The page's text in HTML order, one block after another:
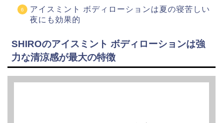
アイスミント ボディローションは夏の寝苦しい
夜にも効果的
SHIROのアイスミント ボディローションは強
力な清涼感が最大の特徴